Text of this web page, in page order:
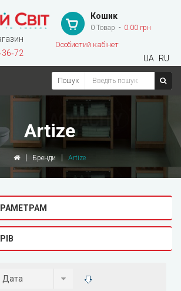
Кошик
0 Товар 0.00 грн
Особистий кабінет
UA RU
Пошук
Artize
Бренди Artize